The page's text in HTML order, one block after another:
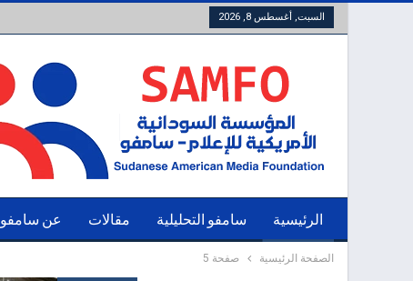
السبت, أغسطس 8, 2026
الرئيسية سامفو التحليلية مقالات عن سامفو
الصفحة الرئيسية صفحة 5